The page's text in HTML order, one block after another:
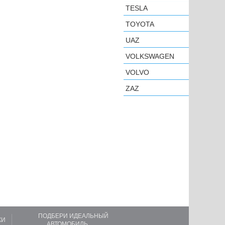
TESLA
TOYOTA
UAZ
VOLKSWAGEN
VOLVO
ZAZ
ПОДБЕРИ ИДЕАЛЬНЫЙ